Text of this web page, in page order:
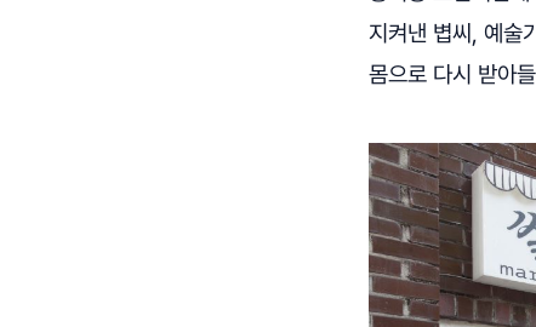
지켜낸 볍씨, 예술
몸으로 다시 받아